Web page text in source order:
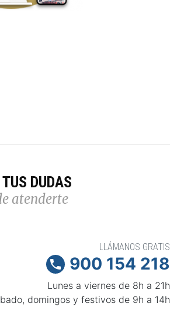
DUDAS
atenderte
LLÁMANOS GRATIS
 900 154 218
Lunes a viernes de 8h a 21h
domingos y festivos de 9h a 14h